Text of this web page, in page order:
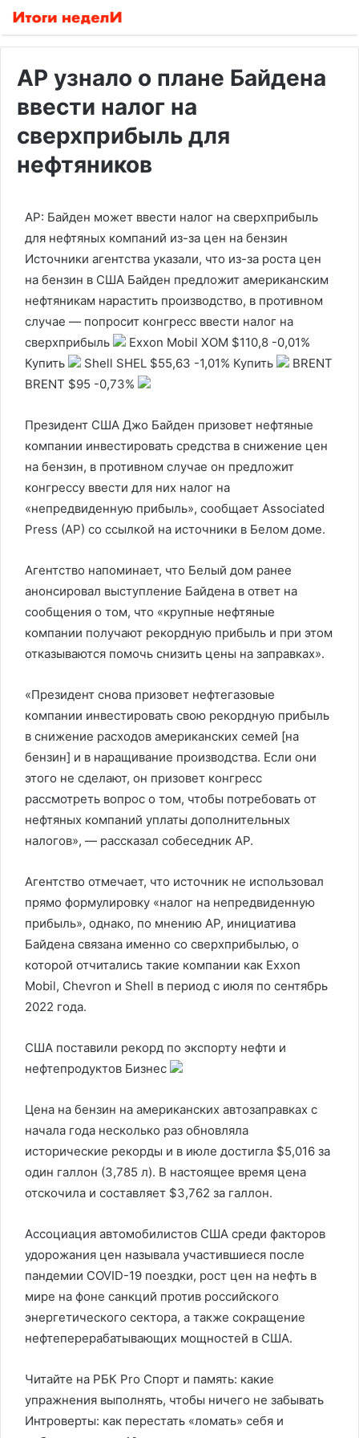
AP узнало о плане Байдена
ввести налог на
сверхприбыль для
нефтяников
AP: Байден может ввести налог на сверхприбыль
для нефтяных компаний из-за цен на бензин
Источники агентства указали, что из-за роста цен
на бензин в США Байден предложит американским
нефтяникам нарастить производство, в противном
случае — попросит конгресс ввести налог на
сверхприбыль
Exxon Mobil XOM $110,8 -0,01%
Купить
Shell SHEL $55,63 -1,01% Купить
BRENT
BRENT $95 -0,73%
Президент США Джо Байден призовет нефтяные
компании инвестировать средства в снижение цен
на бензин, в противном случае он предложит
конгрессу ввести для них налог на
«непредвиденную прибыль», сообщает Associated
Press (AP) со ссылкой на источники в Белом доме.
Агентство напоминает, что Белый дом ранее
анонсировал выступление Байдена в ответ на
сообщения о том, что «крупные нефтяные
компании получают рекордную прибыль и при этом
отказываются помочь снизить цены на заправках».
«Президент снова призовет нефтегазовые
компании инвестировать свою рекордную прибыль
в снижение расходов американских семей [на
бензин] и в наращивание производства. Если они
этого не сделают, он призовет конгресс
рассмотреть вопрос о том, чтобы потребовать от
нефтяных компаний уплаты дополнительных
налогов», — рассказал собеседник AP.
Агентство отмечает, что источник не использовал
прямо формулировку «налог на непредвиденную
прибыль», однако, по мнению AP, инициатива
Байдена связана именно со сверхприбылью, о
которой отчитались такие компании как Exxon
Mobil, Chevron и Shell в период с июля по сентябрь
2022 года.
США поставили рекорд по экспорту нефти и
нефтепродуктов Бизнес
Цена на бензин на американских автозаправках с
начала года несколько раз обновляла
исторические рекорды и в июле достигла $5,016 за
один галлон (3,785 л). В настоящее время цена
отскочила и составляет $3,762 за галлон.
Ассоциация автомобилистов США среди факторов
удорожания цен называла участившиеся после
пандемии COVID-19 поездки, рост цен на нефть в
мире на фоне санкций против российского
энергетического сектора, а также сокращение
нефтеперерабатывающих мощностей в США.
Читайте на РБК Pro Спорт и память: какие
упражнения выполнять, чтобы ничего не забывать
Интроверты: как перестать «ломать» себя и